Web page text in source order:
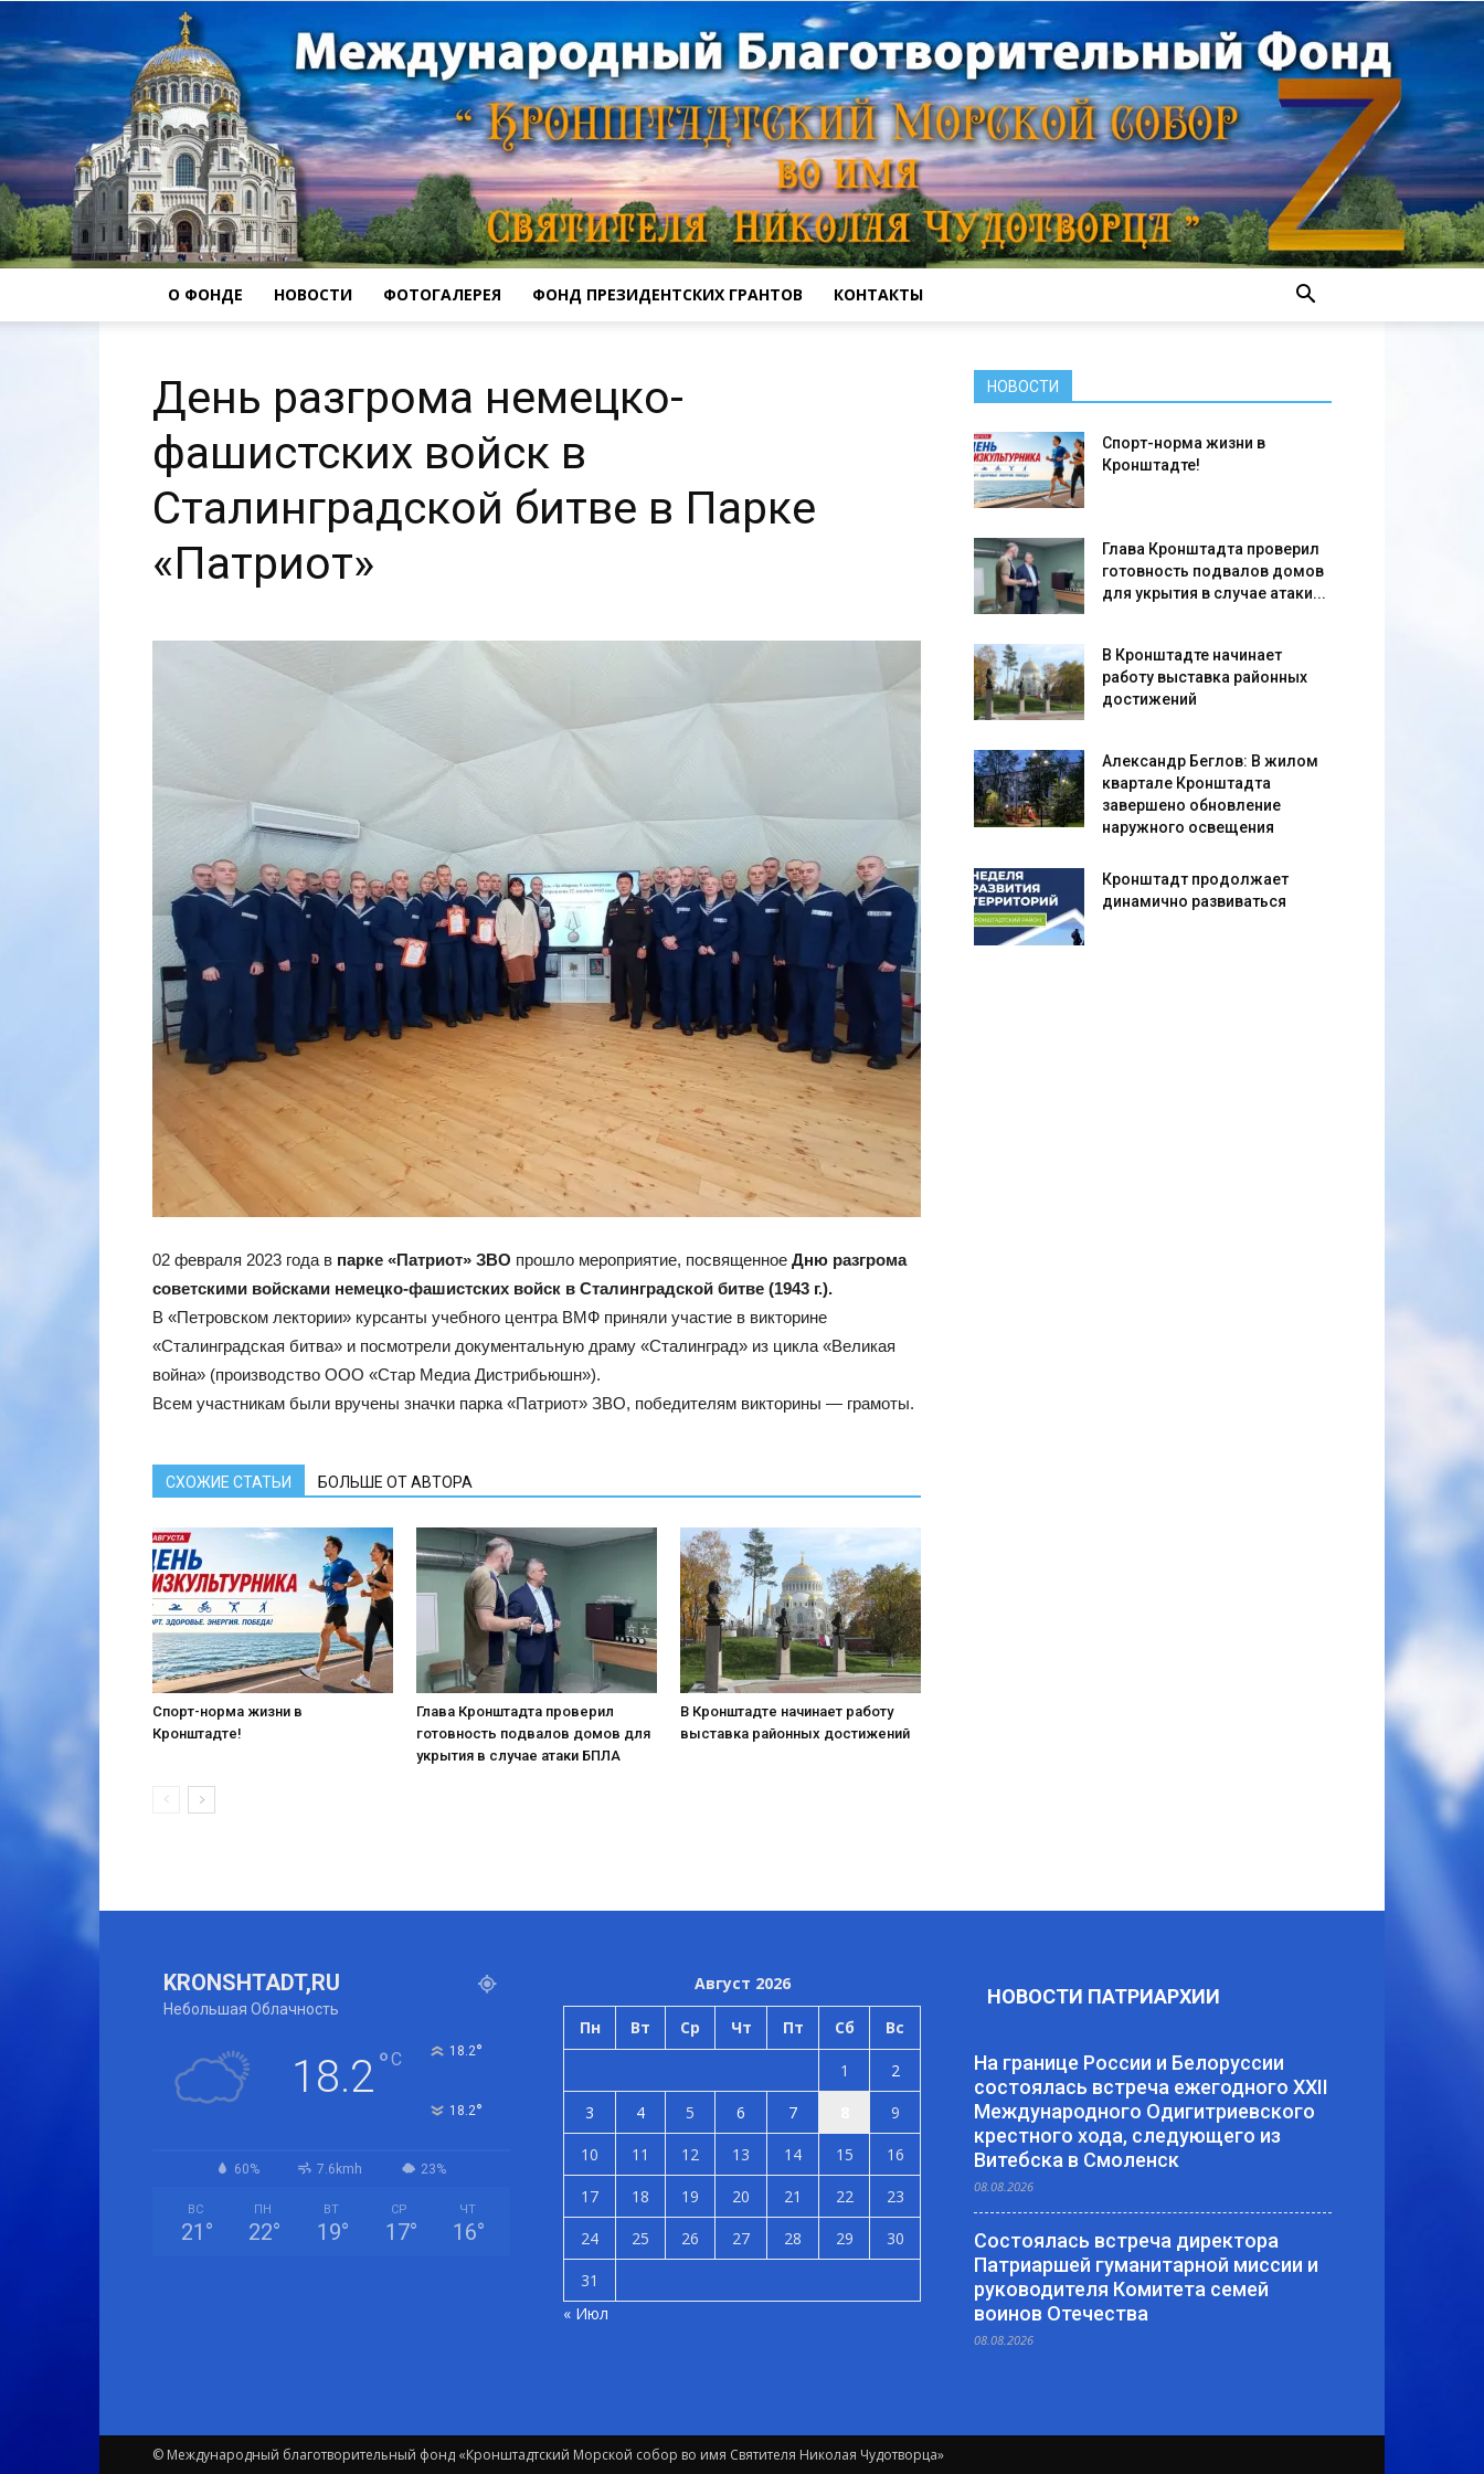
О ФОНДЕ НОВОСТИ ФОТОГАЛЕРЕЯ ФОНД ПРЕЗИДЕНТСКИХ ГРАНТОВ КОНТАКТЫ
День разгрома немецко-
фашистских войск в
Сталинградской битве в Парке
«Патриот»
02 февраля 2023 года в парке «Патриот» ЗВО прошло мероприятие, посвященное Дню разгрома
советскими войсками немецко-фашистских войск в Сталинградской битве (1943 г.).
В «Петровском лектории» курсанты учебного центра ВМФ приняли участие в викторине
«Сталинградская битва» и посмотрели документальную драму «Сталинград» из цикла «Великая
война» (производство ООО «Стар Медиа Дистрибьюшн»).
Всем участникам были вручены значки парка «Патриот» ЗВО, победителям викторины — грамоты.
СХОЖИЕ СТАТЬИ БОЛЬШЕ ОТ АВТОРА
Спорт-норма жизни в
Кронштадте!
Глава Кронштадта проверил
готовность подвалов домов для
укрытия в случае атаки БПЛА
В Кронштадте начинает работу
выставка районных достижений
НОВОСТИ
Спорт-норма жизни в
Кронштадте!
Глава Кронштадта проверил
готовность подвалов домов
для укрытия в случае атаки...
В Кронштадте начинает
работу выставка районных
достижений
Александр Беглов: В жилом
квартале Кронштадта
завершено обновление
наружного освещения
Кронштадт продолжает
динамично развиваться
KRONSHTADT,RU
Небольшая Облачность
18.2°C 18.2°
18.2°
60% 7.6kmh 23%
ВС
21 °
ПН
22°
ВТ
19°
СР
17°
ЧТ
16°
Август 2026
Пн Вт Ср Чт Пт Сб Вс
1
2
3
4 5 6 7
9
10
11 12 13 14 15
16
17
18 19 20 21 22
23
24
25 26 27 28 29
30
31
« Июл
НОВОСТИ ПАТРИАРХИИ
На границе России и Белоруссии
состоялась встреча ежегодного XXII
Международного Одигитриевского
крестного хода, следующего из
Витебска в Смоленск
08.08.2026
Состоялась встреча директора
Патриаршей гуманитарной миссии и
руководителя Комитета семей
воинов Отечества
08.08.2026
© Международный благотворительный фонд «Кронштадтский Морской собор во имя Святителя Николая Чудотворца»